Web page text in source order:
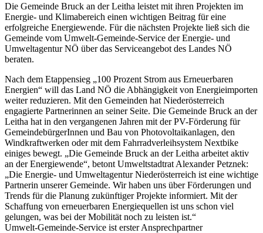
Die Gemeinde Bruck an der Leitha leistet mit ihren Projekten im
Energie- und Klimabereich einen wichtigen Beitrag für eine
erfolgreiche Energiewende. Für die nächsten Projekte ließ sich die
Gemeinde vom Umwelt-Gemeinde-Service der Energie- und
Umweltagentur NÖ über das Serviceangebot des Landes NÖ
beraten.
Nach dem Etappensieg „100 Prozent Strom aus Erneuerbaren
Energien“ will das Land NÖ die Abhängigkeit von Energieimporten
weiter reduzieren. Mit den Gemeinden hat Niederösterreich
engagierte Partnerinnen an seiner Seite. Die Gemeinde Bruck an der
Leitha hat in den vergangenen Jahren mit der PV-Förderung für
GemeindebürgerInnen und Bau von Photovoltaikanlagen, den
Windkraftwerken oder mit dem Fahrradverleihsystem Nextbike
einiges bewegt. „Die Gemeinde Bruck an der Leitha arbeitet aktiv
an der Energiewende“, betont Umweltstadtrat Alexander Petznek:
„Die Energie- und Umweltagentur Niederösterreich ist eine wichtige
Partnerin unserer Gemeinde. Wir haben uns über Förderungen und
Trends für die Planung zukünftiger Projekte informiert. Mit der
Schaffung von erneuerbaren Energiequellen ist uns schon viel
gelungen, was bei der Mobilität noch zu leisten ist.“
Umwelt-Gemeinde-Service ist erster Ansprechpartner